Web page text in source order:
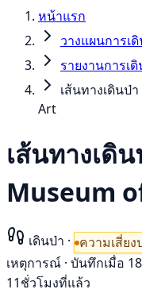
หน้าแรก
วางแผนการเ
รายงานการเ
เส้นทางเดินป่
Art
เส้นทางเดิ
Museum
เดินป่า · ความเสี่ย
เหตุการณ์ · บันทึกเมื่อ
11ชั่วโมงที่แล้ว